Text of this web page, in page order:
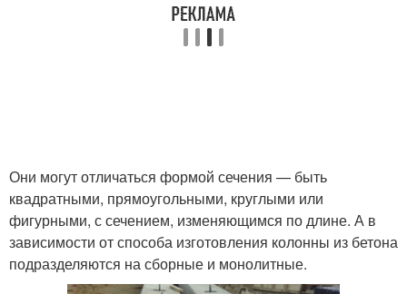
Они могут отличаться формой сечения — быть
квадратными, прямоугольными, круглыми или
фигурными, с сечением, изменяющимся по длине. А в
зависимости от способа изготовления колонны из бетона
подразделяются на сборные и монолитные.